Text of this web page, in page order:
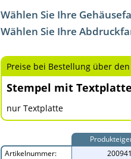
Wählen Sie Ihre
Wählen Sie Ihre
Preise bei Bestellung über
Stempel mit
nur Textplatte
Artikelnummer: